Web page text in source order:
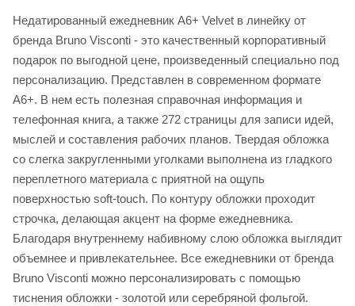
Недатированный ежедневник A6+ Velvet в линейку от
бренда Bruno Visconti - это качественный корпоративный
подарок по выгодной цене, произведенный специально под
персонализацию. Представлен в современном формате
А6+. В нем есть полезная справочная информация и
телефонная книга, а также 272 страницы для записи идей,
мыслей и составления рабочих планов. Твердая обложка
со слегка закругленными уголками выполнена из гладкого
переплетного материала с приятной на ощупь
поверхностью soft-touch. По контуру обложки проходит
строчка, делающая акцент на форме ежедневника.
Благодаря внутреннему набивному слою обложка выглядит
объемнее и привлекательнее. Все ежедневники от бренда
Bruno Visconti можно персонализировать с помощью
тиснения обложки - золотой или серебряной фольгой.